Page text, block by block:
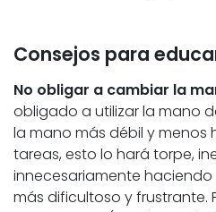
Consejos para
No obligar a cambiar la
obligado a utilizar la mano
la mano más débil y menos
tareas, esto lo hará torpe,
innecesariamente
más dificultoso y frustrante.